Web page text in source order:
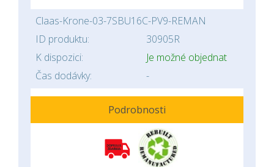
Claas-Krone-03-7SBU16C-PV9-REMAN
ID produktu:
30905R
K dispozici:
Je možné objednat
Čas dodávky:
-
Podrobnosti